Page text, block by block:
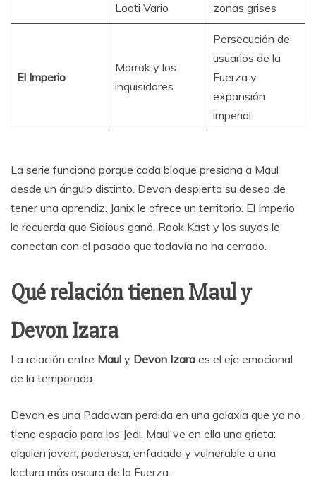
Looti Vario
zonas grises
El Imperio
Marrok y los
inquisidores
Persecución de
usuarios de la
Fuerza y
expansión
imperial
La serie funciona porque cada bloque presiona a Maul
desde un ángulo distinto. Devon despierta su deseo de
tener una aprendiz. Janix le ofrece un territorio. El Imperio
le recuerda que Sidious ganó. Rook Kast y los suyos le
conectan con el pasado que todavía no ha cerrado.
Qué relación tienen Maul y
Devon Izara
La relación entre Maul y Devon Izara es el eje emocional
de la temporada.
Devon es una Padawan perdida en una galaxia que ya no
tiene espacio para los Jedi. Maul ve en ella una grieta:
alguien joven, poderosa, enfadada y vulnerable a una
lectura más oscura de la Fuerza.